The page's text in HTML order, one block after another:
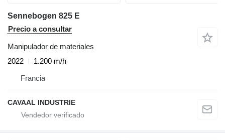
Sennebogen 825 E
Precio a consultar
Manipulador de materiales
2022
1.200 m/h
Francia
CAVAAL INDUSTRIE